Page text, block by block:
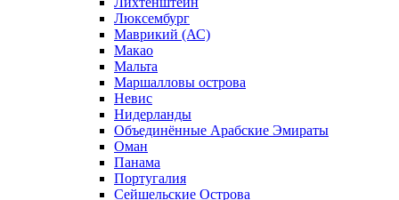
Люксембург
Маврикий (АС)
Макао
Мальта
Маршалловы острова
Нeвис
Нидерланды
Объединённые Арабские Эмираты
Оман
Панама
Португалия
Сейшельские Острова